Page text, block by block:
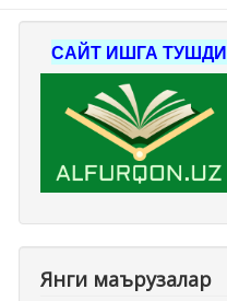
САЙТ ИШГА ТУШДИ
Янги маърузалар